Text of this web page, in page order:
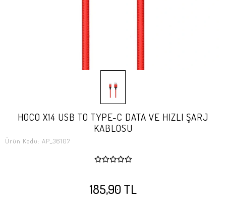
HOCO X14 USB TO TYPE-C DATA VE HIZLI ŞARJ
KABLOSU
Ürün Kodu: AP_36107
185,90 TL